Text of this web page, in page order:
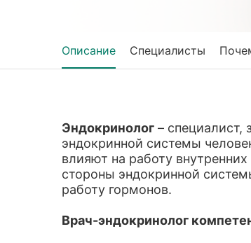
Описание Специалисты
Эндокринолог –
эндокринной системы
влияют на работу
стороны эндокринной
работу гормонов.
Врач-эндокринолог